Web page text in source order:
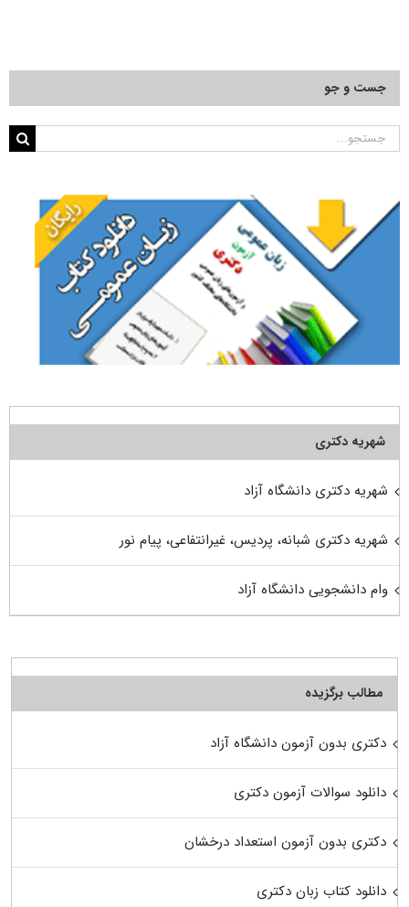
جست و جو
جستجو
شهریه دکتری
شهریه دکتری دانشگاه آزاد
شهریه دکتری شبانه، پردیس، غیرانتفاعی، پیام نور
وام دانشجویی دانشگاه آزاد
مطالب برگزیده
دکتری بدون آزمون دانشگاه آزاد
دانلود سوالات آزمون دکتری
دکتری بدون آزمون استعداد درخشان
دانلود کتاب زبان دکتری